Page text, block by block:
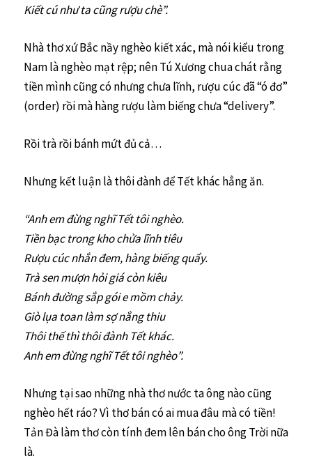
Kiết cú như ta cũng rượu chè”.
Nhà thơ xứ Bắc nầy nghèo kiết xác, mà nói kiểu trong
Nam là nghèo mạt rệp; nên Tú Xương chua chát rằng
tiền mình cũng có nhưng chưa lĩnh, rượu cúc đã “ó đơ”
(order) rồi mà hàng rượu làm biếng chưa “delivery”.
Rồi trà rồi bánh mứt đủ cả…
Nhưng kết luận là thôi đành để Tết khác hẳng ăn.
“Anh em đừng nghĩ Tết tôi nghèo.
Tiền bạc trong kho chửa lĩnh tiêu
Rượu cúc nhắn đem, hàng biếng quẩy.
Trà sen mượn hỏi giá còn kiêu
Bánh đường sắp gói e mồm chảy.
Giò lụa toan làm sợ nắng thiu
Thôi thế thì thôi đành Tết khác.
Anh em đừng nghĩ Tết tôi nghèo”.
Nhưng tại sao những nhà thơ nước ta ông nào cũng
nghèo hết ráo? Vì thơ bán có ai mua đâu mà có tiền!
Tản Đà làm thơ còn tính đem lên bán cho ông Trời nữa
là.